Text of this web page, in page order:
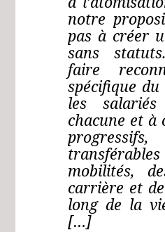
notre
pas à créer
sans
faire
spécifique
les
chacune et à
mobilités,
carrière et
long de la
[…]